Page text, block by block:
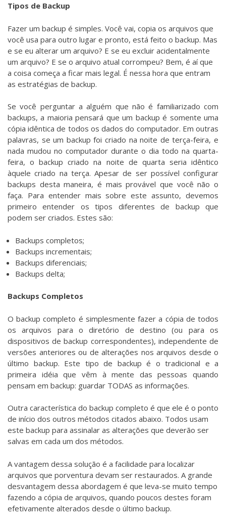
Tipos de Backup
Fazer um backup é simples. Você vai, copia os arquivos que
você usa para outro lugar e pronto, está feito o backup. Mas
e se eu alterar um arquivo? E se eu excluir acidentalmente
um arquivo? E se o arquivo atual corrompeu? Bem, é aí que
a coisa começa a ficar mais legal. É nessa hora que entram
as estratégias de backup.
Se você perguntar a alguém que não é familiarizado com
backups, a maioria pensará que um backup é somente uma
cópia idêntica de todos os dados do computador. Em outras
palavras, se um backup foi criado na noite de terça-feira, e
nada mudou no computador durante o dia todo na quarta-
feira, o backup criado na noite de quarta seria idêntico
àquele criado na terça. Apesar de ser possível configurar
backups desta maneira, é mais provável que você não o
faça. Para entender mais sobre este assunto, devemos
primeiro entender os tipos diferentes de backup que
podem ser criados. Estes são:
Backups completos;
Backups incrementais;
Backups diferenciais;
Backups delta;
Backups Completos
O backup completo é simplesmente fazer a cópia de todos
os arquivos para o diretório de destino (ou para os
dispositivos de backup correspondentes), independente de
versões anteriores ou de alterações nos arquivos desde o
último backup. Este tipo de backup é o tradicional e a
primeira idéia que vêm à mente das pessoas quando
pensam em backup: guardar TODAS as informações.
Outra característica do backup completo é que ele é o ponto
de início dos outros métodos citados abaixo. Todos usam
este backup para assinalar as alterações que deverão ser
salvas em cada um dos métodos.
A vantagem dessa solução é a facilidade para localizar
arquivos que porventura devam ser restaurados. A grande
desvantagem dessa abordagem é que leva-se muito tempo
fazendo a cópia de arquivos, quando poucos destes foram
efetivamente alterados desde o último backup.